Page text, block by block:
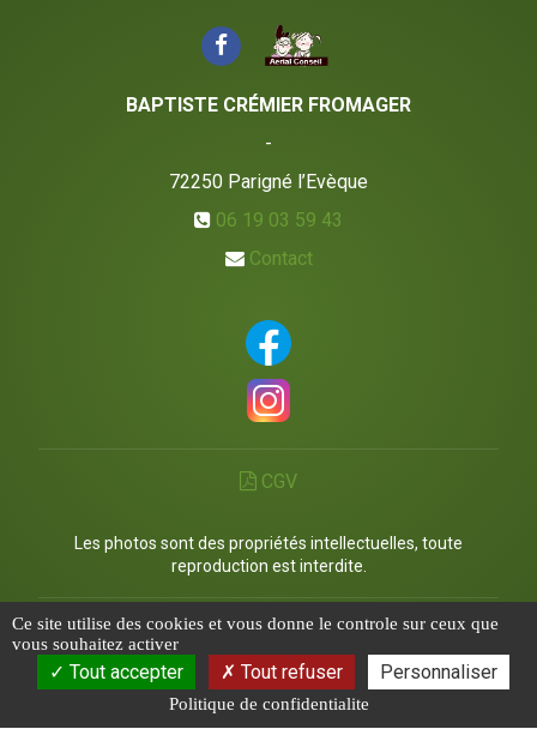
BAPTISTE CRÉMIER FROMAGER
-
72250 Parigné l’Evèque
06 19 03 59 43
Contact
CGV
Les photos sont des propriétés intellectuelles, toute
reproduction est interdite.
Compte client
Offres Promotionnelles
Politique de confidentialité
Ce site utilise des cookies et vous donne le controle sur ceux que
vous souhaitez activer
Tout accepter Tout refuser Personnaliser
Politique de confidentialite